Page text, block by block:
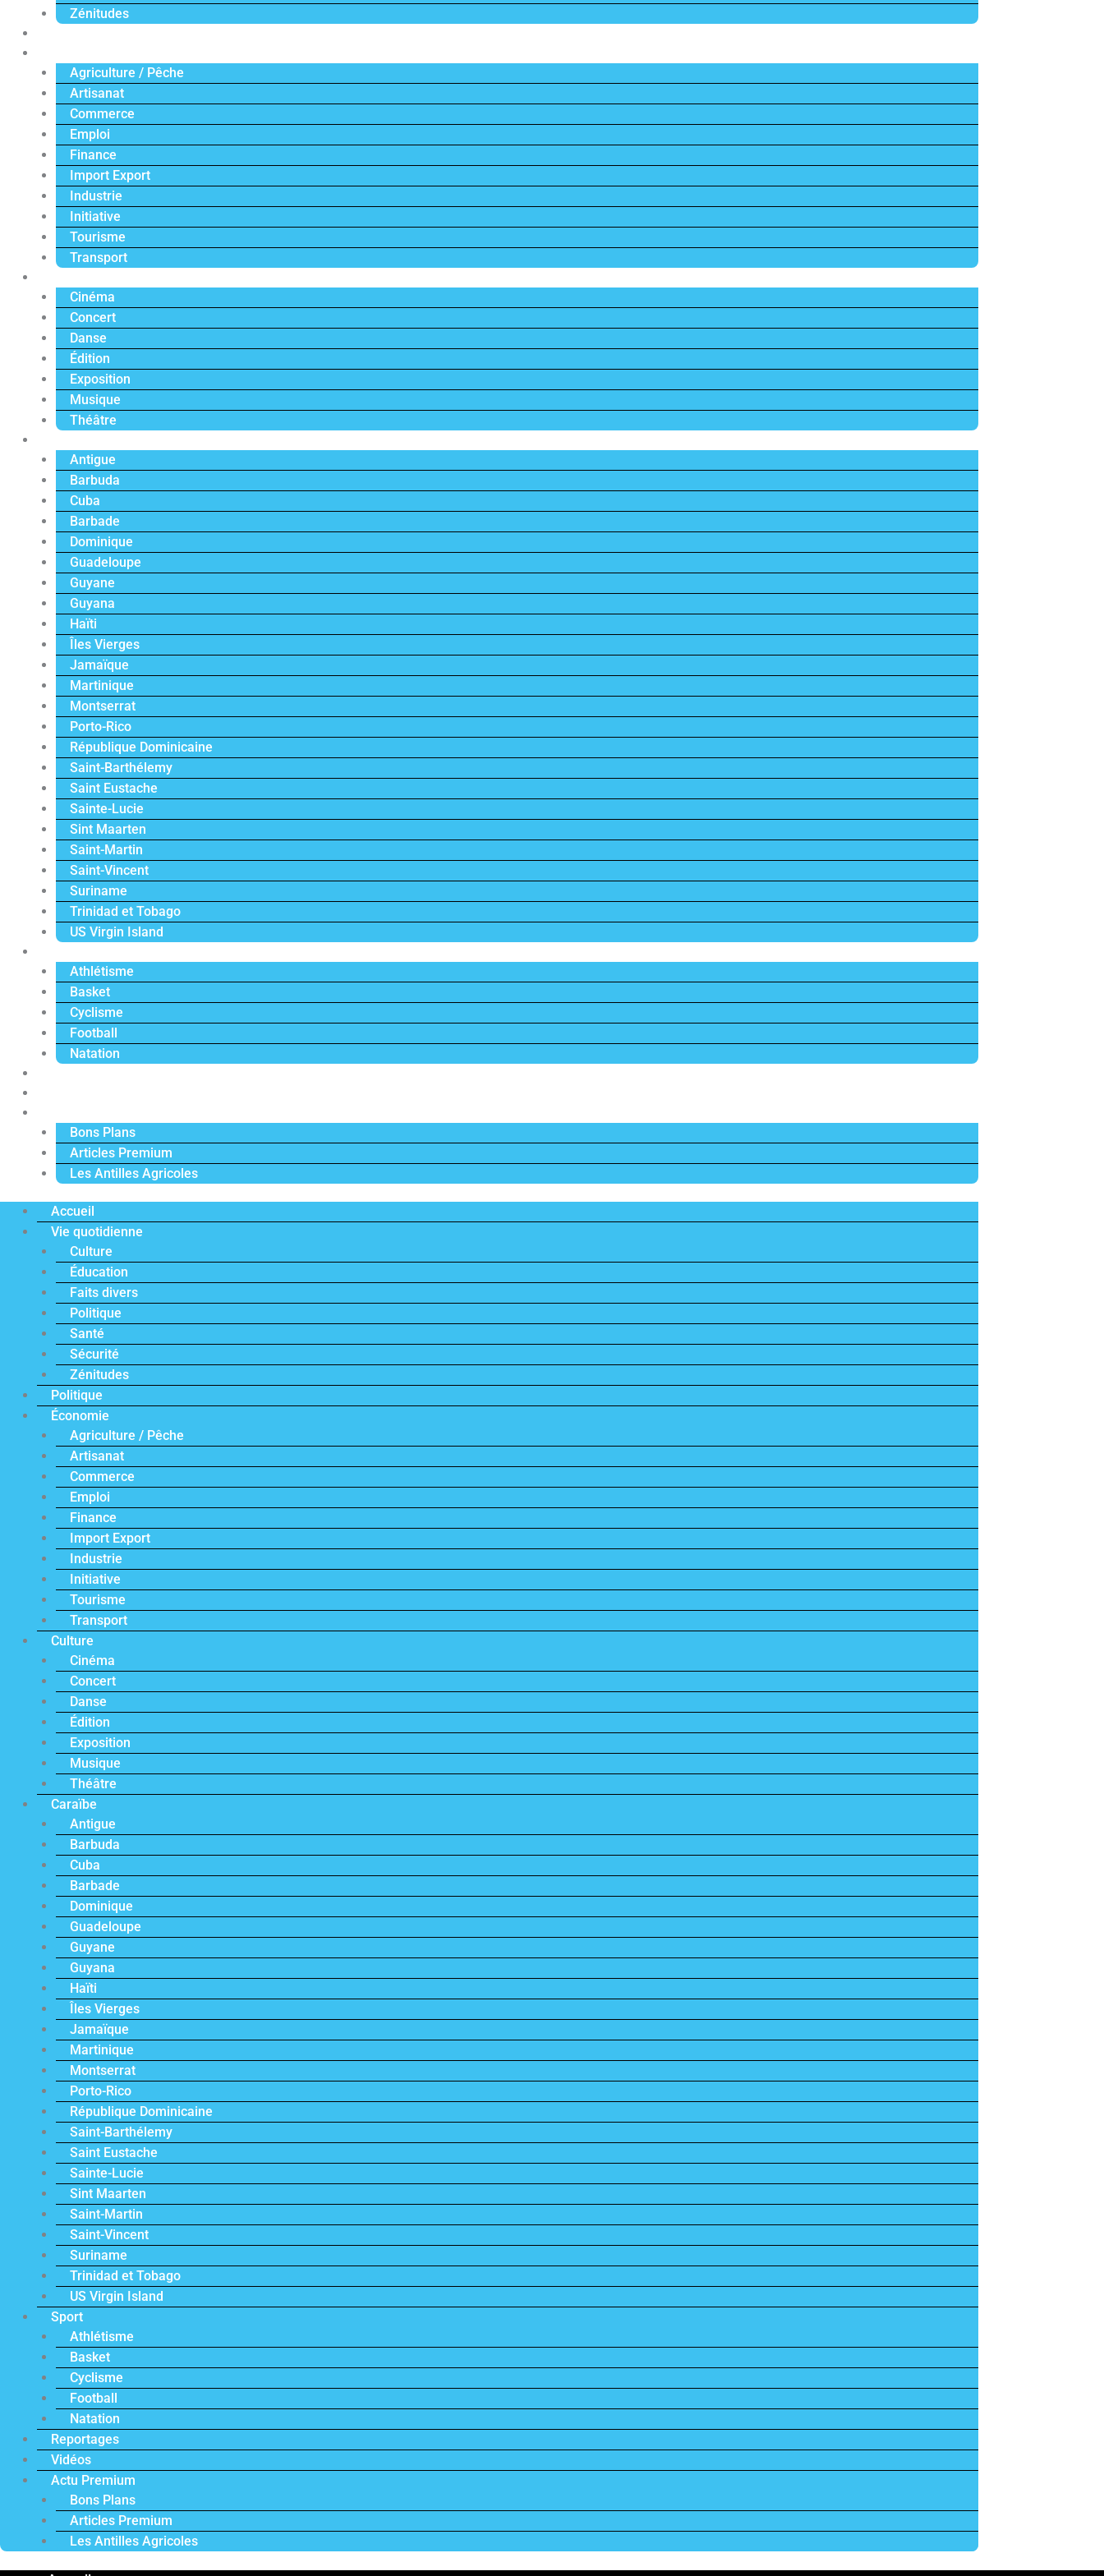
Zénitudes
Agriculture / Pêche
Artisanat
Commerce
Emploi
Finance
Import Export
Industrie
Initiative
Tourisme
Transport
Cinéma
Concert
Danse
Édition
Exposition
Musique
Théâtre
Antigue
Barbuda
Cuba
Barbade
Dominique
Guadeloupe
Guyane
Guyana
Haïti
Îles Vierges
Jamaïque
Martinique
Montserrat
Porto-Rico
République Dominicaine
Saint-Barthélemy
Saint Eustache
Sainte-Lucie
Sint Maarten
Saint-Martin
Saint-Vincent
Suriname
Trinidad et Tobago
US Virgin Island
Athlétisme
Basket
Cyclisme
Football
Natation
Bons Plans
Articles Premium
Les Antilles Agricoles
Accueil
Vie quotidienne
Culture
Éducation
Faits divers
Politique
Santé
Sécurité
Zénitudes
Politique
Économie
Agriculture / Pêche
Artisanat
Commerce
Emploi
Finance
Import Export
Industrie
Initiative
Tourisme
Transport
Culture
Cinéma
Concert
Danse
Édition
Exposition
Musique
Théâtre
Caraïbe
Antigue
Barbuda
Cuba
Barbade
Dominique
Guadeloupe
Guyane
Guyana
Haïti
Îles Vierges
Jamaïque
Martinique
Montserrat
Porto-Rico
République Dominicaine
Saint-Barthélemy
Saint Eustache
Sainte-Lucie
Sint Maarten
Saint-Martin
Saint-Vincent
Suriname
Trinidad et Tobago
US Virgin Island
Sport
Athlétisme
Basket
Cyclisme
Football
Natation
Reportages
Vidéos
Actu Premium
Bons Plans
Articles Premium
Les Antilles Agricoles